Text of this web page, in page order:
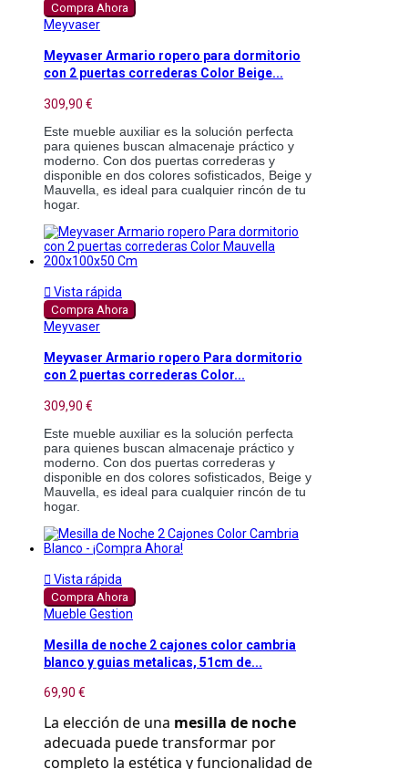
Compra Ahora
Meyvaser
Meyvaser Armario ropero para dormitorio
con 2 puertas correderas Color Beige...
309,90 €
Este mueble auxiliar es la solución perfecta
para quienes buscan almacenaje práctico y
moderno. Con dos puertas correderas y
disponible en dos colores sofisticados, Beige y
Mauvella, es ideal para cualquier rincón de tu
hogar.
 Vista rápida
Compra Ahora
Meyvaser
Meyvaser Armario ropero Para dormitorio
con 2 puertas correderas Color...
309,90 €
Este mueble auxiliar es la solución perfecta
para quienes buscan almacenaje práctico y
moderno. Con dos puertas correderas y
disponible en dos colores sofisticados, Beige y
Mauvella, es ideal para cualquier rincón de tu
hogar.
 Vista rápida
Compra Ahora
Mueble Gestion
Mesilla de noche 2 cajones color cambria
blanco y guias metalicas, 51cm de...
69,90 €
La elección de una mesilla de noche
adecuada puede transformar por
completo la estética y funcionalidad de